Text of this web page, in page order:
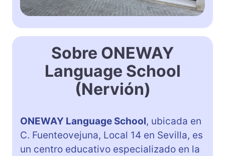
Sobre ONEWAY
Language School
(Nervión)
ONEWAY Language School, ubicada en
C. Fuenteovejuna, Local 14 en Sevilla, es
un centro educativo especializado en la